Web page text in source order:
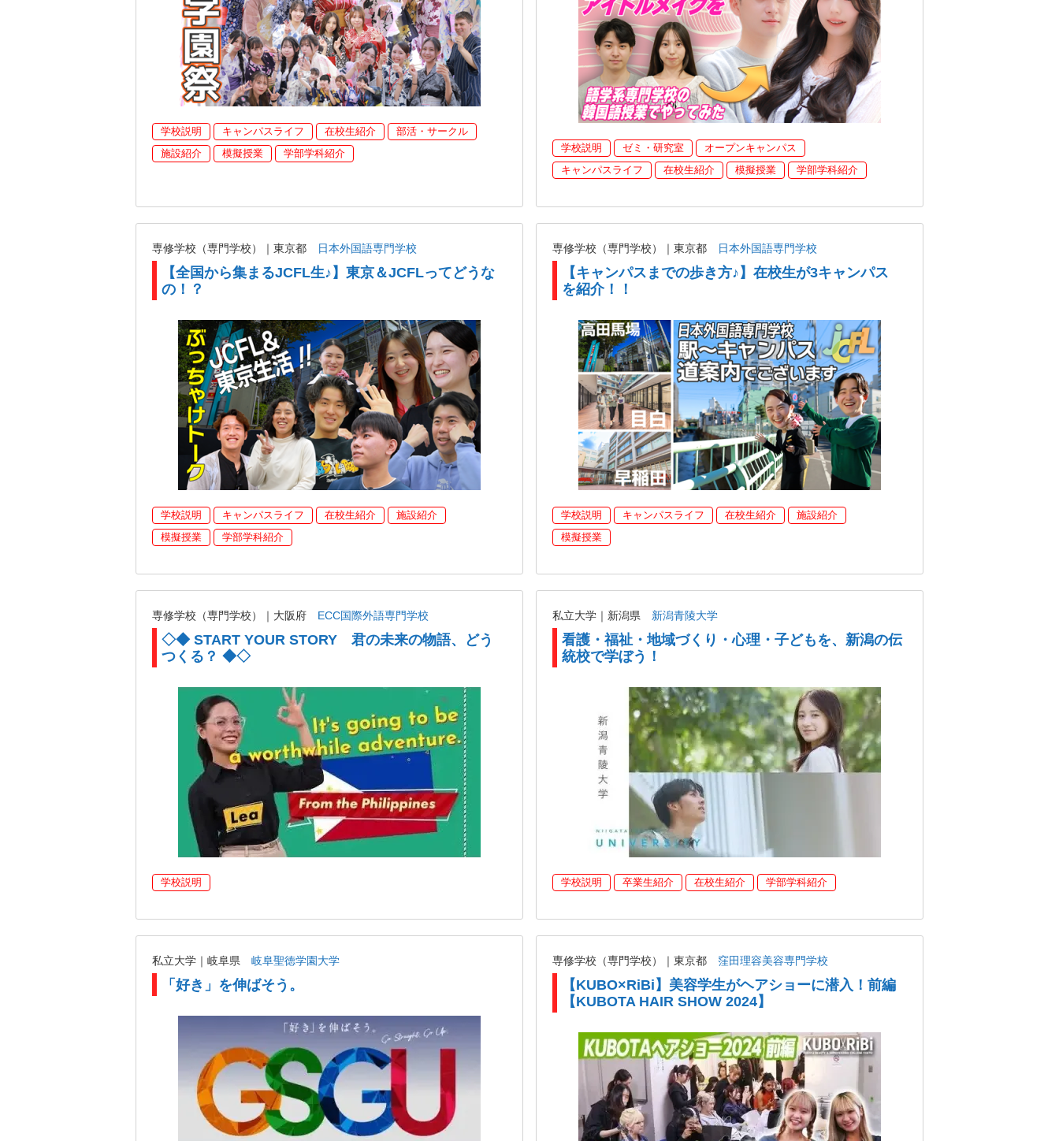
学校説明 キャンパスライフ 在校生紹介
部活・サークル
施設紹介
模擬授業 学部学科紹介 学校説明 ゼミ・研究室
オープンキャンパス
キャンパスライフ
在校生紹介 模擬授業 学部学科紹介
専修学校（専門学校）｜東京都 日本外国語専門学校
【全国から集まるJCFL生♪】東京＆JCFLってどうな
の！？
学校説明 キャンパスライフ 在校生紹介
施設紹介
模擬授業
学部学科紹介
専修学校（専門学校）｜東京都 日本外国語専門学校
【キャンパスまでの歩き方♪】在校生が3キャンパス
を紹介！！
学校説明 キャンパスライフ 在校生紹介
施設紹介
模擬授業
専修学校（専門学校）｜大阪府 ECC国際外語専門学校
◇◆ START YOUR STORY 君の未来の物語、どう
つくる？ ◆◇
学校説明
私立大学｜新潟県 新潟青陵大学
看護・福祉・地域づくり・心理・子どもを、新潟の伝
統校で学ぼう！
学校説明 卒業生紹介 在校生紹介 学部学科紹介
私立大学｜岐阜県 岐阜聖徳学園大学
「好き」を伸ばそう。
専修学校（専門学校）｜東京都 窪田理容美容専門学校
【KUBO×RiBi】美容学生がヘアショーに潜入！前編
【KUBOTA HAIR SHOW 2024】